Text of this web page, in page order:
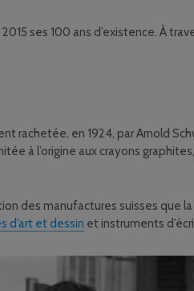
ses 100 ans d’existence. À
rachetée, en 1924, par Arnold
à l’origine aux crayons
des manufactures suisses que
d’art et dessin et instruments